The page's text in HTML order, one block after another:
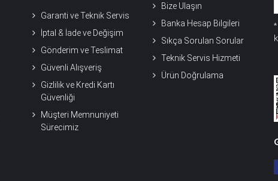
Garanti ve Teknik Servis
İptal & İade ve Değişim
Gönderim ve Teslimat
Güvenli Alışveriş
Gizlilik ve Kredi Kartı
Güvenliği
Müşteri Memnuniyeti
Sürecimiz
Bize Ulaşın
Banka Hesap Bilgileri
Sıkça Sorulan Sorular
Teknik Servis Hizmeti
Ürün Doğrulama
*